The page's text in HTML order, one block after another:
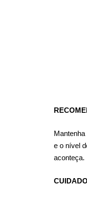
e o nível
aconteça.